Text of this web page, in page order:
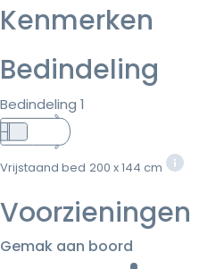
Kenmerken
Bedindeling
Bedindeling 1
Vrijstaand bed 200 x 144 cm
Voorzieningen
Gemak aan boord